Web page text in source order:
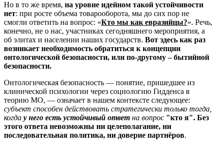
Но в то же время, на уровне идейном такой устойчивости
нет: при росте объема товарооборота, мы до сих пор не
смогли ответить на вопрос: «Кто мы как евразийцы?». Речь,
конечно, не о нас, участниках сегодняшнего мероприятия, а
об элитах и населении наших государств. Вот здесь как раз
возникает необходимость обратиться к концепции
онтологической безопасности, или по-другому – бытийной
безопасности.
Онтологическая безопасность — понятие, пришедшее из
клинической психологии через социологию Гидденса в
теорию МО, — означает в нашем контексте следующее:
субъект способен действовать стратегически только тогда,
когда у него есть устойчивый ответ на вопрос "кто я". Без
этого ответа невозможны ни целеполагание, ни
последовательная политика, ни доверие партнёров.